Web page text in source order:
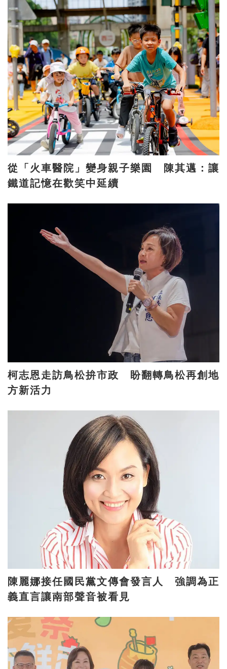
從「火車醫院」變身親子樂園 陳其邁：讓
鐵道記憶在歡笑中延續
柯志恩走訪鳥松拚市政 盼翻轉鳥松再創地
方新活力
陳麗娜接任國民黨文傳會發言人 強調為正
義直言讓南部聲音被看見